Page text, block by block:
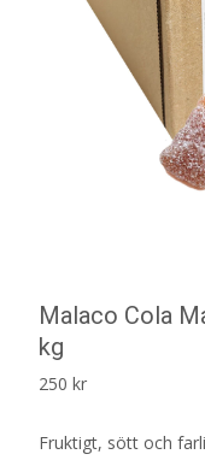
Malaco Cola
kg
250 kr
Fruktigt, sött och